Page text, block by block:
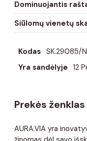
Dominuojantis
Siūlomų vienetų
Kodas SK.29085/
Yra sandėlyje 12
Prekės
AURA.VIA yra